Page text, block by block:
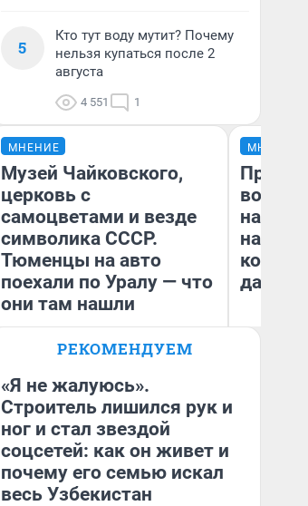
5
Кто тут воду мутит? Почему
нельзя купаться после 2
августа
4 551 1
МНЕНИЕ
Музей Чайковского,
церковь с
самоцветами и везде
символика СССР.
Тюменцы на авто
поехали по Уралу — что
они там нашли
Екатерина Литкевич
МНЕНИЕ
нам
даже
РЕКОМЕНДУЕМ
«Я не жалуюсь».
Строитель лишился рук и
ног и стал звездой
соцсетей: как он живет и
почему его семью искал
весь Узбекистан